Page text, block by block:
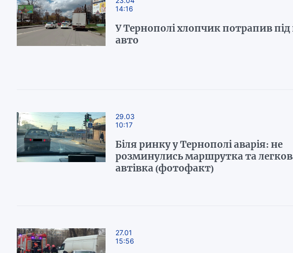
14:16
У Тернополі хлопчик потрапив під
авто
29.03
10:17
Біля ринку у Тернополі аварія: не
розминулись маршрутка та
автівка (фотофакт)
27.01
15:56